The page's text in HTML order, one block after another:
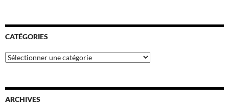
CATÉGORIES
Catégories
ARCHIVES